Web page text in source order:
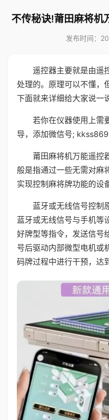
不传秘诀!莆田麻将机
发布时间：
遥控器主要就是由遥
处理的。原理可以不懂，
下面就来详细给大家说一
若你在仪器使用上需
导，添加微信号;
莆田麻将机万能遥控
般是指通过一些无需对麻
实现控制麻将牌功能的设
蓝牙或无线信号控制
蓝牙或无线信号与手机等
好牌型等指令，发送信号
号后驱动内部微型电机或
码牌过程中进行干预，达